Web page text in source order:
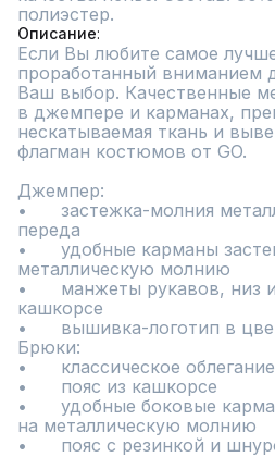
полиэстер.
Описание
Если Вы любите самое
проработанный вниманием
Ваш выбор. Качественные
в джемпере и карманах,
нескатываемая ткань и
флагман костюмов от GO.
Джемпер:
•	застежка-молния металлическая по центру
переда
•	удобные карманы застегивающиеся на
металлическую молнию
•	манжеты рукавов, низ изделия и стойка из
кашкорсе
•	вышивка-логотип в цвет ткани
Брюки:
•	классическое облегание и посадка
•	пояс из кашкорсе
•	удобные боковые карманы застегивающиеся
на металлическую молнию
•	пояс с резинкой и шнуром внутри